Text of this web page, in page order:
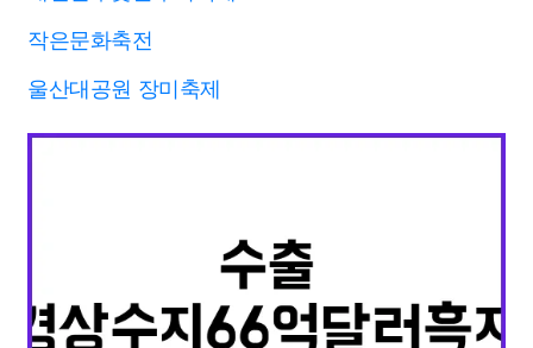
작은문화축전
울산대공원 장미축제